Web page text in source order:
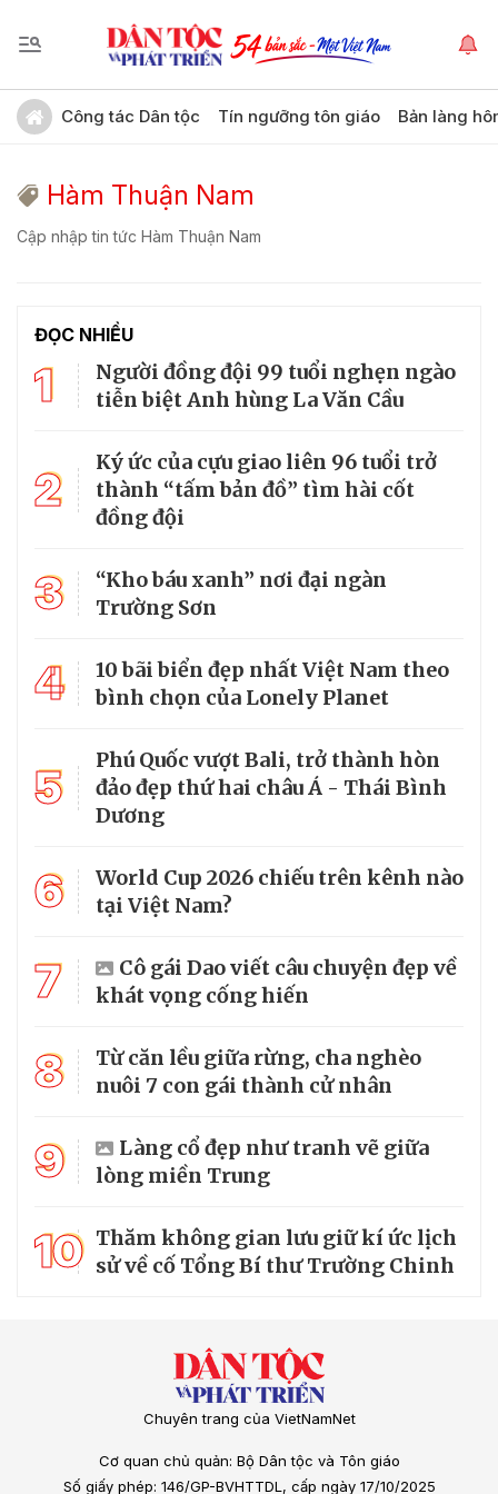
Công tác Dân tộc Tín ngưỡng tôn giáo Bản làng
Hàm Thuận Nam
Cập nhập tin tức Hàm Thuận Nam
ĐỌC NHIỀU
1
Người đồng đội 99 tuổi nghẹn ngào
tiễn biệt Anh hùng La Văn Cầu
2
Ký ức của cựu giao liên 96 tuổi trở
thành “tấm bản đồ” tìm hài cốt
đồng đội
3
“Kho báu xanh” nơi đại ngàn
Trường Sơn
4
10 bãi biển đẹp nhất Việt Nam theo
bình chọn của Lonely Planet
5
Phú Quốc vượt Bali, trở thành hòn
đảo đẹp thứ hai châu Á - Thái Bình
Dương
6
World Cup 2026 chiếu trên kênh nào
tại Việt Nam?
7
Cô gái Dao viết câu chuyện đẹp về
khát vọng cống hiến
8
Từ căn lều giữa rừng, cha nghèo
nuôi 7 con gái thành cử nhân
9
Làng cổ đẹp như tranh vẽ giữa
lòng miền Trung
10 Thăm không gian lưu giữ kí ức lịch
sử về cố Tổng Bí thư Trường Chinh
Chuyên trang của VietNamNet
Cơ quan chủ quản: Bộ Dân tộc và Tôn giáo
Số giấy phép: 146/GP-BVHTTDL, cấp ngày 17/10/2025